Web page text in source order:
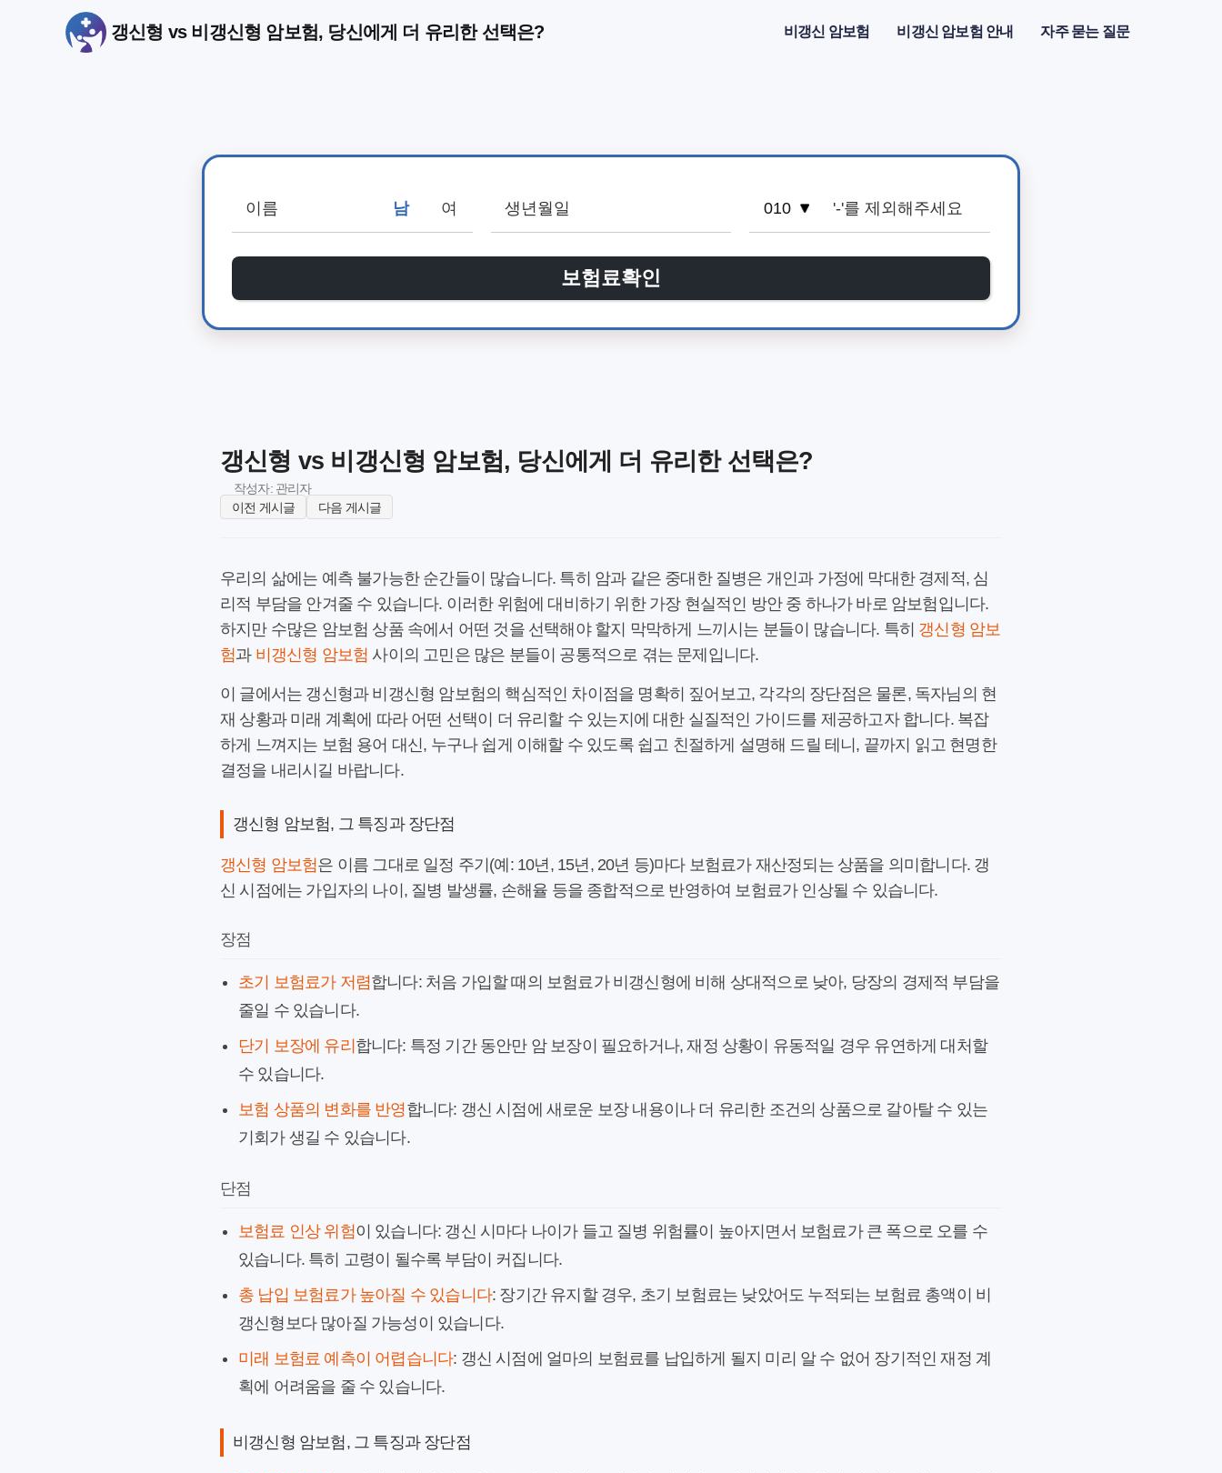
갱신형 vs 비갱신형 암보험, 당신에게 더 유리한 선택은? 비갱신 암보험 비갱신 암보험 안내 자주 묻는 질문
남 여
보험료확인
갱신형 vs 비갱신형 암보험, 당신에게 더 유리한 선택은?
작성자: 관리자
이전 게시글
다음 게시글
우리의 삶에는 예측 불가능한 순간들이 많습니다. 특히 암과 같은 중대한 질병은 개인과 가정에 막대한 경제적, 심
리적 부담을 안겨줄 수 있습니다. 이러한 위험에 대비하기 위한 가장 현실적인 방안 중 하나가 바로 암보험입니다.
하지만 수많은 암보험 상품 속에서 어떤 것을 선택해야 할지 막막하게 느끼시는 분들이 많습니다. 특히 갱신형 암보
험과 비갱신형 암보험 사이의 고민은 많은 분들이 공통적으로 겪는 문제입니다.
이 글에서는 갱신형과 비갱신형 암보험의 핵심적인 차이점을 명확히 짚어보고, 각각의 장단점은 물론, 독자님의 현
재 상황과 미래 계획에 따라 어떤 선택이 더 유리할 수 있는지에 대한 실질적인 가이드를 제공하고자 합니다. 복잡
하게 느껴지는 보험 용어 대신, 누구나 쉽게 이해할 수 있도록 쉽고 친절하게 설명해 드릴 테니, 끝까지 읽고 현명한
결정을 내리시길 바랍니다.
갱신형 암보험, 그 특징과 장단점
갱신형 암보험은 이름 그대로 일정 주기(예: 10년, 15년, 20년 등)마다 보험료가 재산정되는 상품을 의미합니다. 갱
신 시점에는 가입자의 나이, 질병 발생률, 손해율 등을 종합적으로 반영하여 보험료가 인상될 수 있습니다.
장점
초기 보험료가 저렴합니다: 처음 가입할 때의 보험료가 비갱신형에 비해 상대적으로 낮아, 당장의 경제적 부담을
줄일 수 있습니다.
단기 보장에 유리 합니다: 특정 기간 동안만 암 보장이 필요하거나, 재정 상황이 유동적일 경우 유연하게 대처할
수 있습니다.
보험 상품의 변화를 반영합니다: 갱신 시점에 새로운 보장 내용이나 더 유리한 조건의 상품으로 갈아탈 수 있는
기회가 생길 수 있습니다.
단점
보험료 인상 위험이 있습니다: 갱신 시마다 나이가 들고 질병 위험률이 높아지면서 보험료가 큰 폭으로 오를 수
있습니다. 특히 고령이 될수록 부담이 커집니다.
총 납입 보험료가 높아질 수 있습니다: 장기간 유지할 경우, 초기 보험료는 낮았어도 누적되는 보험료 총액이 비
갱신형보다 많아질 가능성이 있습니다.
미래 보험료 예측이 어렵습니다: 갱신 시점에 얼마의 보험료를 납입하게 될지 미리 알 수 없어 장기적인 재정 계
획에 어려움을 줄 수 있습니다.
비갱신형 암보험, 그 특징과 장단점